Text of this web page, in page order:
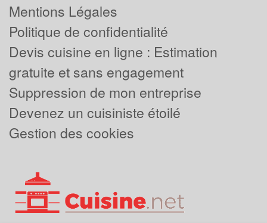
Mentions Légales
Politique de confidentialité
Devis cuisine en ligne : Estimation
gratuite et sans engagement
Suppression de mon entreprise
Devenez un cuisiniste étoilé
Gestion des cookies